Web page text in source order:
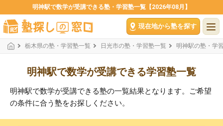
明神駅で数学が受講できる塾・学習塾一覧【2026年08月】
現在地から塾を探す
栃木県の塾・学習塾一覧 日光市の塾・学習塾一覧 明神駅の塾・学
明神駅で数学が受講できる学習塾一覧
明神駅で数学が受講できる塾の一覧結果となります。ご希望
の条件に合う塾をお探しください。